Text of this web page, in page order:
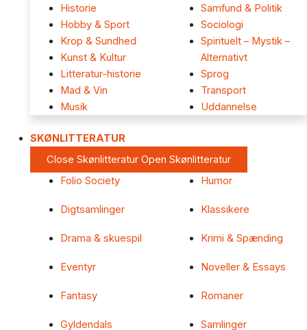
Historie
Hobby & Sport
Krop & Sundhed
Kunst & Kultur
Litteratur-historie
Mad & Vin
Musik
Samfund & Politik
Sociologi
Spirituelt – Mystik –
Alternativt
Sprog
Transport
Uddannelse
SKØNLITTERATUR
Close Skønlitteratur Open Skønlitteratur
Folio Society
Digtsamlinger
Drama & skuespil
Eventyr
Fantasy
Gyldendals
Humor
Klassikere
Krimi & Spænding
Noveller & Essays
Romaner
Samlinger